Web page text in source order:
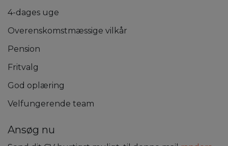
4-dages uge
Overenskomstmæssige vilkår
Pension
Fritvalg
God oplæring
Velfungerende team
Ansøg nu